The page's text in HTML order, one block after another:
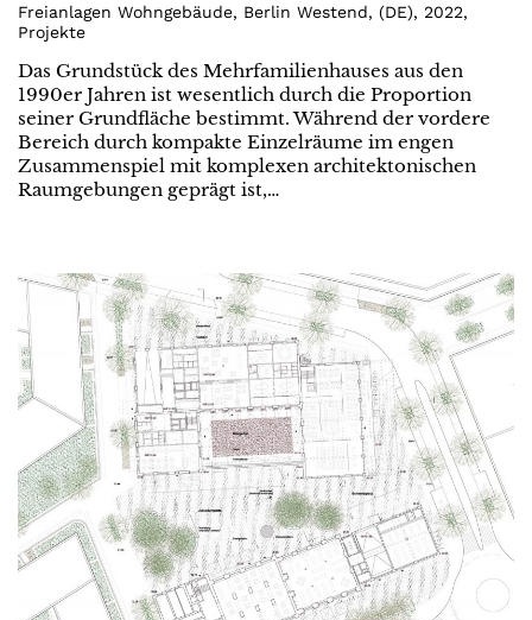
Freianlagen Wohngebäude, Berlin Westend, (DE), 2022,
Projekte
Das Grundstück des Mehrfamilienhauses aus den
1990er Jahren ist wesentlich durch die Proportion
seiner Grundfläche bestimmt. Während der vordere
Bereich durch kompakte Einzelräume im engen
Zusammenspiel mit komplexen architektonischen
Raumgebungen geprägt ist,…